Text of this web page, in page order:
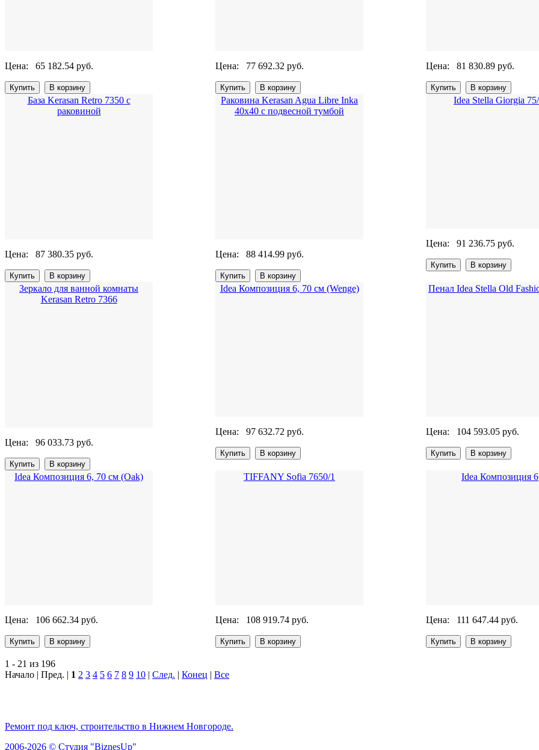
Цена: 65 182.54 руб. Цена: 77 692.32 руб. Цена: 81 830.89 руб.
База Kerasan Retro 7350 с
раковиной
Цена: 87 380.35 руб.
Раковина Kerasan Agua Libre Inka
40x40 с подвесной тумбой
Цена: 88 414.99 руб.
Idea Stella Giorgia
Цена: 91 236.75 руб.
Зеркало для ванной комнаты
Kerasan Retro 7366
Цена: 96 033.73 руб.
Idea Композиция 6, 70 см (Wenge)
Цена: 97 632.72 руб.
Пенал Idea Stella Old
Цена: 104 593.05 руб.
Idea Композиция 6, 70 см (Oak)
Цена: 106 662.34 руб.
TIFFANY Sofia 7650/1
Цена: 108 919.74 руб.
Idea Композиция 6
Цена: 111 647.44 руб.
1 - 21 из 196
Начало | Пред. | 1 2 3 4 5 6 7 8 9 10 | След. | Конец | Все
Ремонт под ключ, строительство в Нижнем Новгороде.
2006-2026 © Студия "BiznesUp"